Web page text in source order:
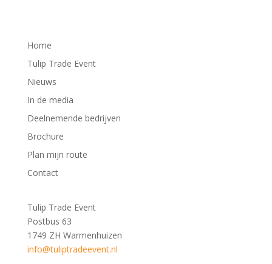
Home
Tulip Trade Event
Nieuws
In de media
Deelnemende bedrijven
Brochure
Plan mijn route
Contact
Tulip Trade Event
Postbus 63
1749 ZH Warmenhuizen
info@tuliptradeevent.nl